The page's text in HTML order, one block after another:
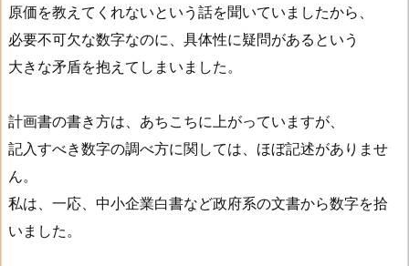
原価を教えてくれないという話を聞いていましたから、
必要不可欠な数字なのに、具体性に疑問があるという
大きな矛盾を抱えてしまいました。
計画書の書き方は、あちこちに上がっていますが、
記入すべき数字の調べ方に関しては、ほぼ記述がありませ
ん。
私は、一応、中小企業白書など政府系の文書から数字を拾
いました。